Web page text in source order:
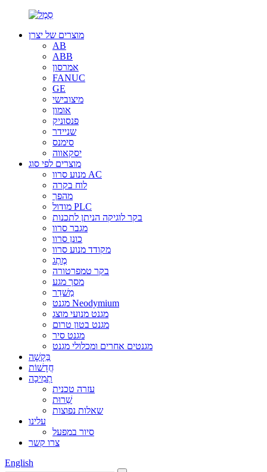
מוצרים של יצרן
AB
ABB
אמרסון
FANUC
GE
מיצובישי
אומון
פנסוניק
שניידר
סימנס
יסקאווה
מוצרים לפי סוג
מנוע סרוו AC
לוח בקרה
מהפך
מודול PLC
בקר לוגיקה הניתן לתכנות
מגבר סרוו
כונן סרוו
מקודד מנוע סרוו
מֶתֶג
בקר טמפרטורה
מסך מגע
מַשׁדֵר
מגנט Neodymium
מגנט מנועי מוצג
מגנט בטון טרום
מגנט סיר
מגנטים אחרים ומכלולי מגנט
בַּקָשָׁה
חֲדָשׁוֹת
תְמִיכָה
עזרה טכנית
שֵׁרוּת
שאלות נפוצות
עלינו
סיור במפעל
צרו קשר
English